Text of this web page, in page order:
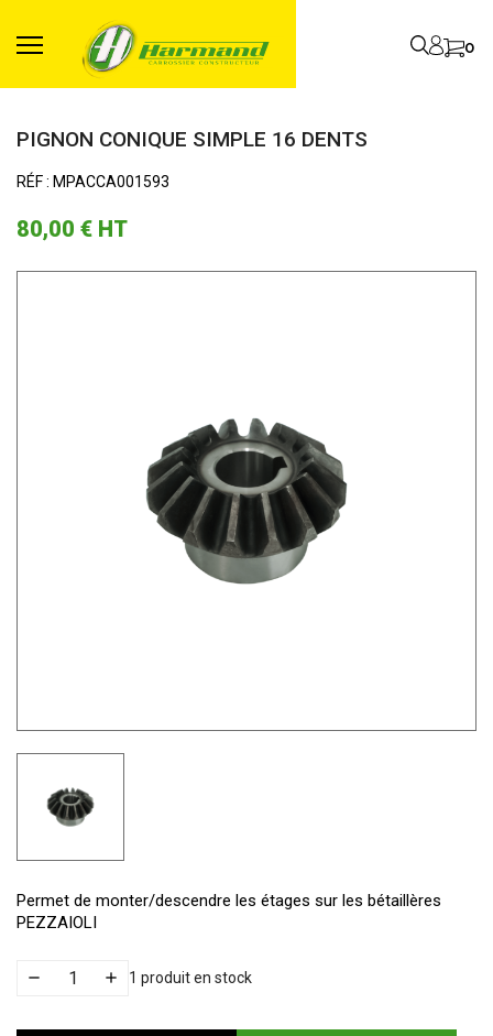
0
PIGNON CONIQUE SIMPLE 16 DENTS
RÉF : MPACCA001593
80,00 € HT
Permet de monter/descendre les étages sur les bétaillères
PEZZAIOLI
1 produit en stock